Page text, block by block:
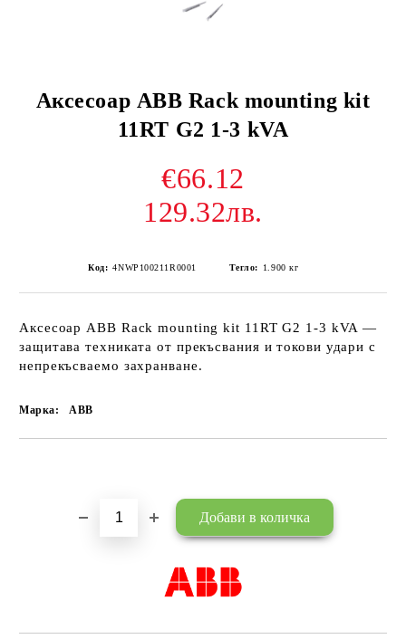
Аксесоар ABB Rack mounting kit
11RT G2 1-3 kVA
€66.12
129.32лв.
Код: 4NWP100211R0001 Тегло: 1.900 кг
Аксесоар ABB Rack mounting kit 11RT G2 1-3 kVA —
защитава техниката от прекъсвания и токови удари с
непрекъсваемо захранване.
Марка: ABB